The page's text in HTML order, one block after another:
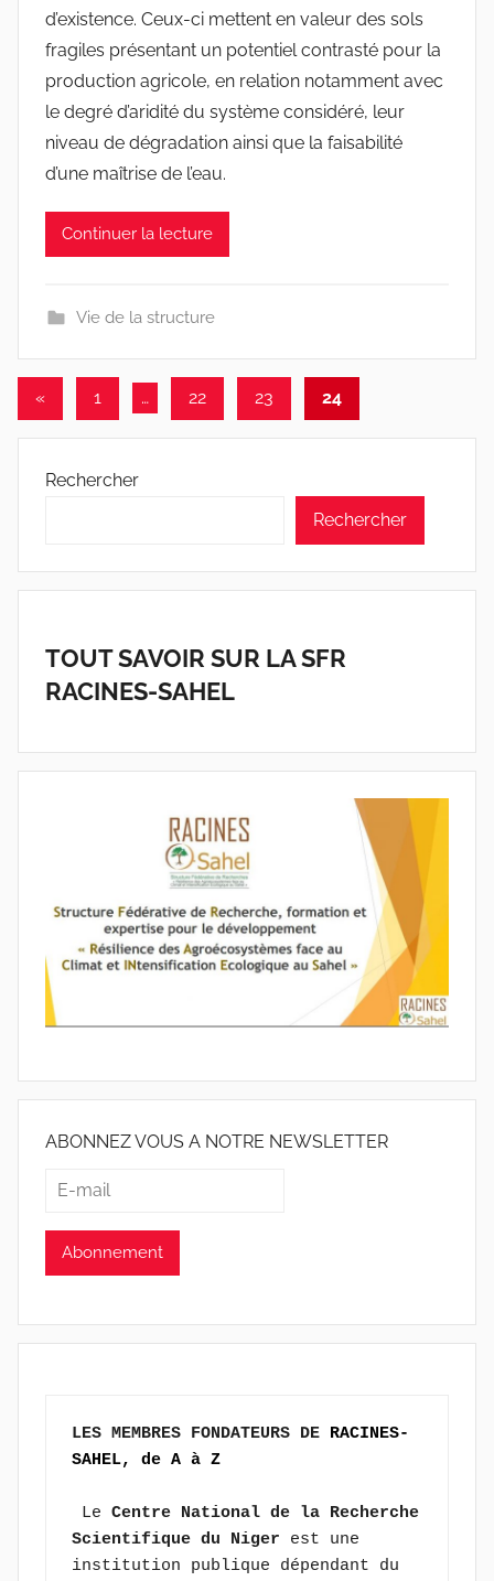
w
p
d’existence. Ceux-ci mettent en valeur des sols
fragiles présentant un potentiel contrasté pour la
production agricole, en relation notamment avec
le degré d’aridité du système considéré, leur
niveau de dégradation ainsi que la faisabilité
d’une maîtrise de l’eau.
Continuer la lecture
Vie de la structure
Pagination
des
publications
«Publications
précédentes
1 … 22 23 24
Rechercher
Rechercher
TOUT SAVOIR SUR LA SFR
RACINES-SAHEL
ABONNEZ VOUS A NOTRE NEWSLETTER
LES MEMBRES FONDATEURS DE RACINES-
SAHEL, de A à Z
Le Centre National de la Recherche
Scientifique du Niger est une
institution publique dépendant du